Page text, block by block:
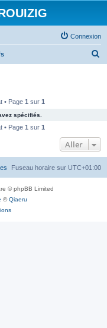
Connexion
c
e
• Page 1 sur 1
spécifiés.
• Page 1 sur 1
Aller
Fuseau horaire sur UTC+01:00
© phpBB Limited
©Qiaeru